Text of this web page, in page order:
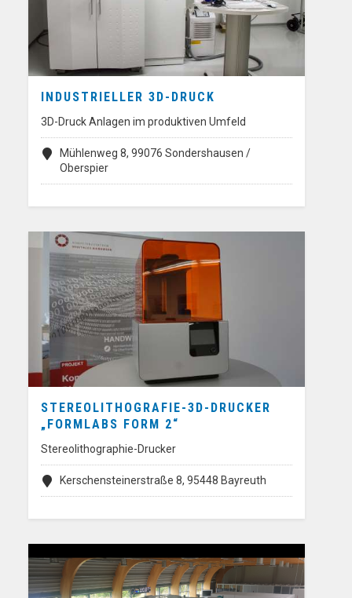
INDUSTRIELLER 3D-DRUCK
3D-Druck Anlagen im produktiven Umfeld
Mühlenweg 8, 99076 Sondershausen /
Oberspier
STEREOLITHOGRAFIE-3D-DRUCKER
„FORMLABS FORM 2“
Stereolithographie-Drucker
Kerschensteinerstraße 8, 95448 Bayreuth